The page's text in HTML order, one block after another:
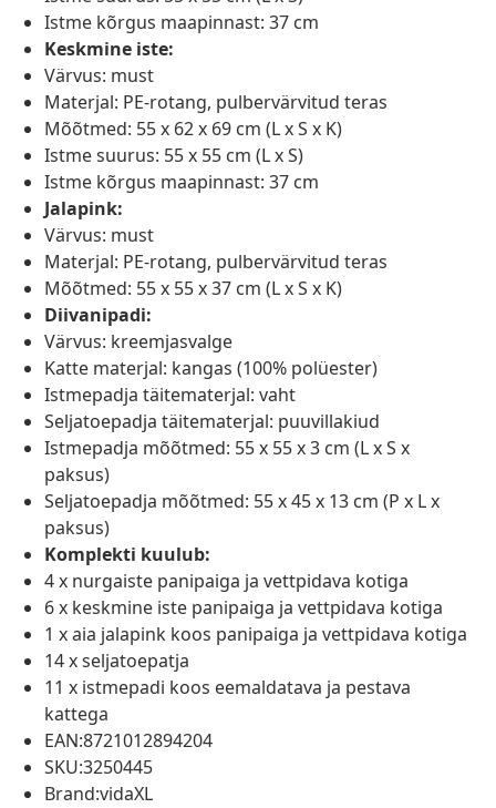
Istme kõrgus maapinnast: 37 cm
Keskmine iste:
Värvus: must
Materjal: PE-rotang, pulbervärvitud teras
Mõõtmed: 55 x 62 x 69 cm (L x S x K)
Istme suurus: 55 x 55 cm (L x S)
Istme kõrgus maapinnast: 37 cm
Jalapink:
Värvus: must
Materjal: PE-rotang, pulbervärvitud teras
Mõõtmed: 55 x 55 x 37 cm (L x S x K)
Diivanipadi:
Värvus: kreemjasvalge
Katte materjal: kangas (100% polüester)
Istmepadja täitematerjal: vaht
Seljatoepadja täitematerjal: puuvillakiud
Istmepadja mõõtmed: 55 x 55 x 3 cm (L x S x
paksus)
Seljatoepadja mõõtmed: 55 x 45 x 13 cm (P x L x
paksus)
Komplekti kuulub:
4 x nurgaiste panipaiga ja vettpidava kotiga
6 x keskmine iste panipaiga ja vettpidava kotiga
1 x aia jalapink koos panipaiga ja vettpidava kotiga
14 x seljatoepatja
11 x istmepadi koos eemaldatava ja pestava
kattega
EAN:8721012894204
SKU:3250445
Brand:vidaXL